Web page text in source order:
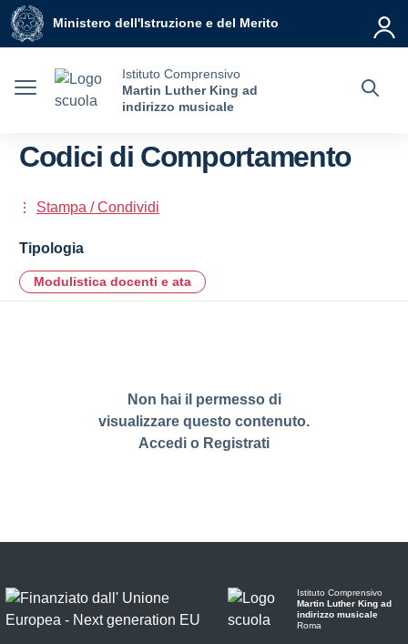
Vai ai contenuti
Vai al menu di navigazione
Vai al footer
Ministero dell'Istruzione e del Merito
Istituto Comprensivo
Martin Luther King ad
indirizzo musicale
Codici di Comportamento
Stampa / Condividi
Tipologia
Modulistica docenti e ata
Non hai il permesso di
visualizzare questo contenuto.
Accedi o Registrati
Istituto Comprensivo
Martin Luther King ad
indirizzo musicale
Roma